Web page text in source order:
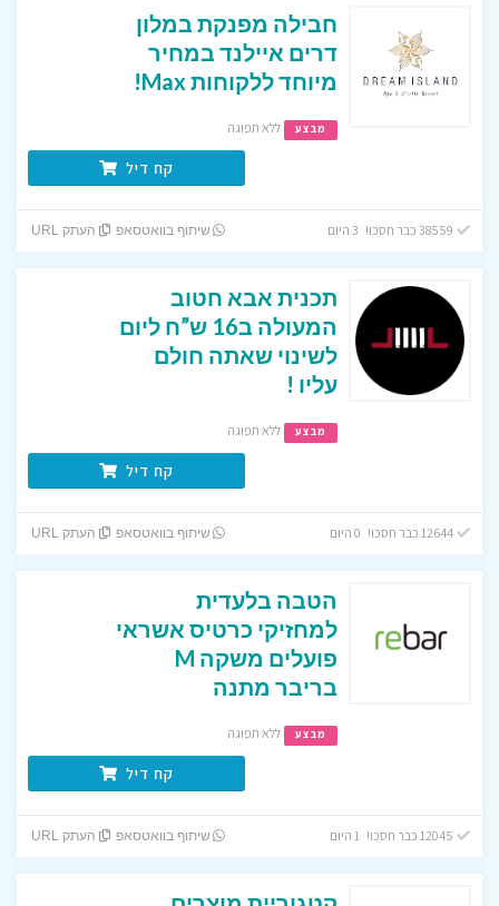
חבילה מפנקת במלון
דרים איילנד במחיר
מיוחד ללקוחות Max!
מבצע ללא תפוגה
קח דיל
שיתוף בוואטסאפ העתק URL
תכנית אבא חטוב
המעולה ב16 ש”ח ליום
לשינוי שאתה חולם
עליו !
מבצע ללא תפוגה
קח דיל
12644 כבר חסכו! 0 היום שיתוף בוואטסאפ העתק URL
הטבה בלעדית
למחזיקי כרטיס אשראי
פועלים משקה M
בריבר מתנה
מבצע ללא תפוגה
קח דיל
שיתוף בוואטסאפ העתק URL